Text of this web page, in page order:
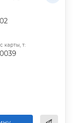
карты, т: